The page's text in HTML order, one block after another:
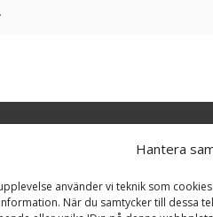
Hantera
använder vi teknik som
När du samtycker till dessa
Golden Retriever -